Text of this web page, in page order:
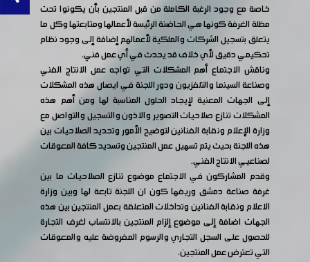
خاصة مع وجود الرغبة الكاملة من قبل المنتجين بأن يكونوا تحت
مظلة الغرفة كونها هي الحاضنة الرئيسة لأعمالها ومتابعتها وكل ما
يتعلق بتسجيل الشركات والملكية لأعمالهم إضافة إلى وجود نظام
تحكيمي دقيق لأي خلاف قد يحدث في أي عمل فني.
وناقش الاجتماع أهم المشكلات التي تواجه عمل الانتاج الفني
وصناعة السينما والتلفزيون ودور اللجنة في ايصال هذه المشكلات
إلى الجهات المعنية لإيجاد الحلول المناسبة لها ومن أهم هذه
المشكلات تنازع صلاحيات التصوير والاذون والتسجيل والتواصل مع
وزارة الإعلام ونقابة الفنانين لتوضيح الأمور وتحديد الصلاحيات بين
هذه اللجنة بحيث يتم تسهيل عمل المنتجين وتسديد كافة المعوقات
لصناعيي الانتاج الفني.
وقدم المشاركون في الاجتماع موضوع تنازع الصلاحيات ما بين
غرفة صناعة دمشق وريفها كون ان اللجنة تابعة لها وبين وزارة
الاعلام ونقابة الفنانين وتداخلات المتعلقة بعمل المنتجين بين هذه
الجهات اضافة إلى موضوع إلزام المنتجين بالانتساب لغرف التجارة
للحصول على السجل التجاري والرسوم المفروضة عليه والمعوقات
التي تعترض عمل المنتجين.